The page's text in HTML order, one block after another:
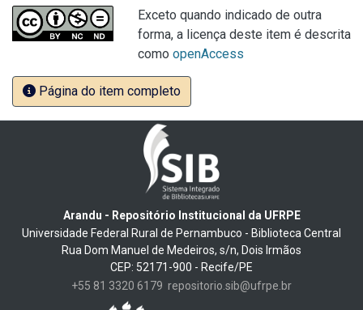
Exceto quando indicado de outra
forma, a licença deste item é descrita
como openAccess
Página do item completo
Arandu - Repositório Institucional da UFRPE
Universidade Federal Rural de Pernambuco - Biblioteca Central
Rua Dom Manuel de Medeiros, s/n, Dois Irmãos
CEP: 52171-900 - Recife/PE
+55 81 3320 6179 repositorio.sib@ufrpe.br